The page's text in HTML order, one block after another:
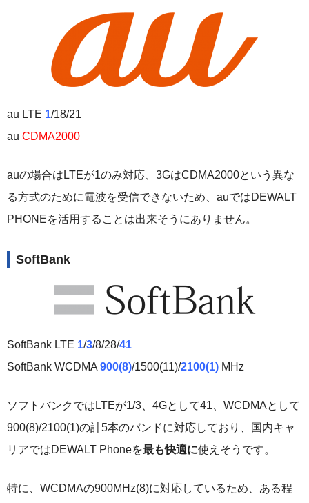
au LTE 1/18/21
au CDMA2000
auの場合はLTEが1のみ対応、3GはCDMA2000という異な
る方式のために電波を受信できないため、auではDEWALT
PHONEを活用することは出来そうにありません。
SoftBank
SoftBank LTE 1/3/8/28/41
SoftBank WCDMA 900(8)/1500(11)/2100(1) MHz
ソフトバンクではLTEが1/3、4Gとして41、WCDMAとして
900(8)/2100(1)の計5本のバンドに対応しており、国内キャ
リアではDEWALT Phoneを最も快適に使えそうです。
特に、WCDMAの900MHz(8)に対応しているため、ある程